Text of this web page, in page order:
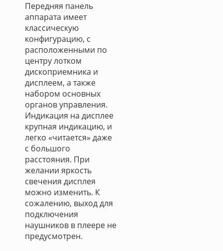
Передняя панель
аппарата имеет
классическую
конфигурацию, с
расположенными по
центру лотком
дископриемника и
дисплеем, а также
набором основных
органов управления.
Индикация на дисплее
крупная индикацию, и
легко «читается» даже
с большого
расстояния. При
желании яркость
свечения дисплея
можно изменить. К
сожалению, выход для
подключения
наушников в плеере не
предусмотрен.